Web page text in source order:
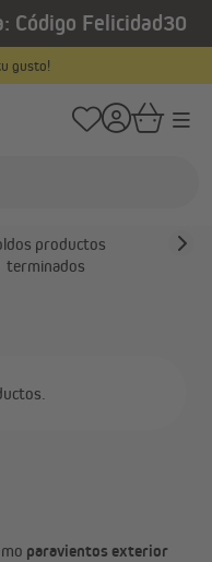
Código Felicidad30
y 100 % seguro
Estores laterales
productos
terminados
paravientos exterior